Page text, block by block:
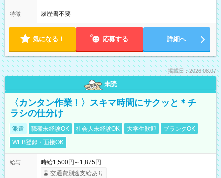
特徴 履歴書不要
気になる！ 応募する 詳細へ
掲載日：2026.08.07
未読
〈カンタン作業！〉スキマ時間にサクッと＊チ
ラシの仕分け
派遣 職種未経験OK 社会人未経験OK 大学生歓迎
ブランクOK
WEB登録・面接OK
給与
時給1,500円～1,875円
交通費別途支給あり